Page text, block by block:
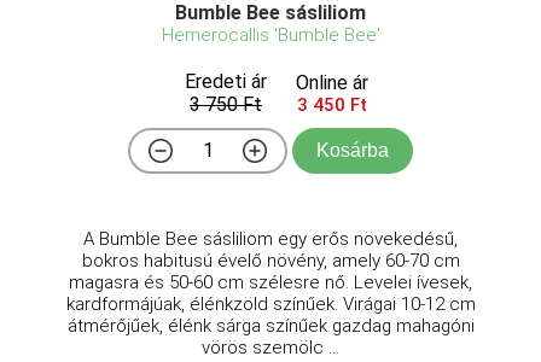
Bumble Bee sásliliom
Hemerocallis 'Bumble Bee'
Eredeti ár
3 750 Ft
Online ár
3 450 Ft
Kosárba
A Bumble Bee sásliliom egy erős növekedésű,
bokros habitusú évelő növény, amely 60-70 cm
magasra és 50-60 cm szélesre nő. Levelei ívesek,
kardformájúak, élénkzöld színűek. Virágai 10-12 cm
átmérőjűek, élénk sárga színűek gazdag mahagóni
vörös szemölc ...